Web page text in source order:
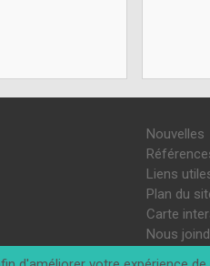
Nouvelles
Liens
Plan du
Carte
Nous